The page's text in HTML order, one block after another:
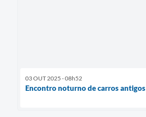
03 OUT 2025 - 08h52
Encontro noturno de carros antigos